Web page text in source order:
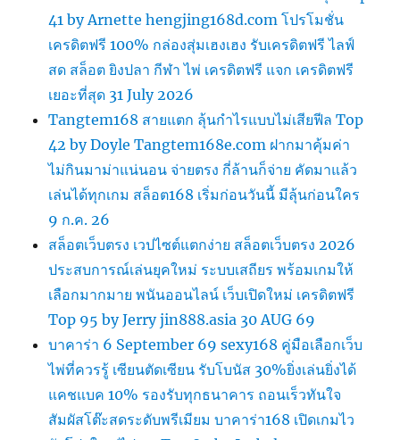
41 by Arnette hengjing168d.com โปรโมชั่น
เครดิตฟรี 100% กล่องสุ่มเฮงเฮง รับเครดิตฟรี ไลฟ์
สด สล็อต ยิงปลา กีฬา ไพ่ เครดิตฟรี แจก เครดิตฟรี
เยอะที่สุด 31 July 2026
Tangtem168 สายแตก ลุ้นกำไรแบบไม่เสียฟีล Top
42 by Doyle Tangtem168e.com ฝากมาคุ้มค่า
ไม่กินมาม่าแน่นอน จ่ายตรง กี่ล้านก็จ่าย คัดมาแล้ว
เล่นได้ทุกเกม สล็อต168 เริ่มก่อนวันนี้ มีลุ้นก่อนใคร
9 ก.ค. 26
สล็อตเว็บตรง เวปไซต์แตกง่าย สล็อตเว็บตรง 2026
ประสบการณ์เล่นยุคใหม่ ระบบเสถียร พร้อมเกมให้
เลือกมากมาย พนันออนไลน์ เว็บเปิดใหม่ เครดิตฟรี
Top 95 by Jerry jin888.asia 30 AUG 69
บาคาร่า 6 September 69 sexy168 คู่มือเลือกเว็บ
ไพ่ที่ควรรู้ เซียนตัดเซียน รับโบนัส 30%ยิ่งเล่นยิ่งได้
แคชแบค 10% รองรับทุกธนาคาร ถอนเร็วทันใจ
สัมผัสโต๊ะสดระดับพรีเมียม บาคาร่า168 เปิดเกมไว